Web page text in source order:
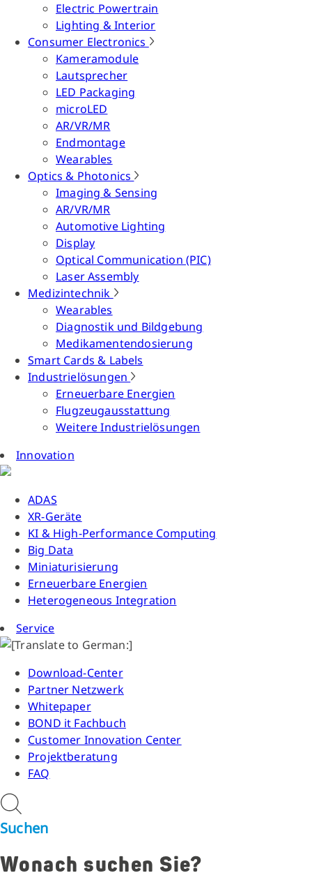
Electric Powertrain
Lighting & Interior
Consumer Electronics
Kameramodule
Lautsprecher
LED Packaging
microLED
AR/VR/MR
Endmontage
Wearables
Optics & Photonics
Imaging & Sensing
AR/VR/MR
Automotive Lighting
Display
Optical Communication (PIC)
Laser Assembly
Medizintechnik
Wearables
Diagnostik und Bildgebung
Medikamentendosierung
Smart Cards & Labels
Industrielösungen
Erneuerbare Energien
Flugzeugausstattung
Weitere Industrielösungen
Innovation
ADAS
XR-Geräte
KI & High-Performance Computing
Big Data
Miniaturisierung
Erneuerbare Energien
Heterogeneous Integration
Service
Download-Center
Partner Netzwerk
Whitepaper
BOND it Fachbuch
Customer Innovation Center
Projektberatung
FAQ
Suchen
Wonach suchen Sie?